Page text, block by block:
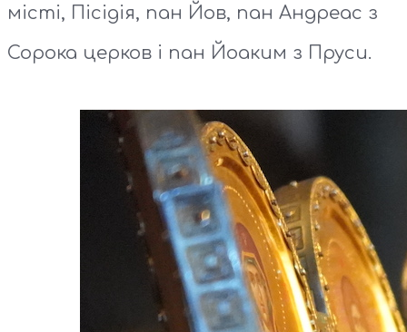
місті, Пісідія, пан Йов, пан Андреас з
Сорока церков і пан Йоаким з Пруси.